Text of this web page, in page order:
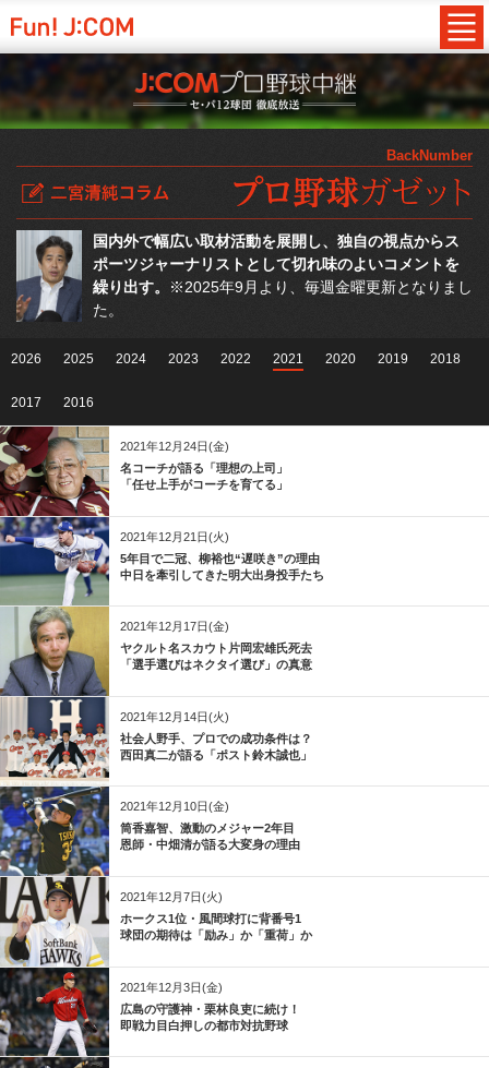
BackNumber
国内外で幅広い取材活動を展開し、独自の視点からス
ポーツジャーナリストとして切れ味のよいコメントを
繰り出す。
※2025年9月より、毎週金曜更新となりまし
た。
2026 2025 2024 2023 2022 2021 2020 2019 2018
2017 2016
2021年12月24日(金)
名コーチが語る「理想の上司」
「任せ上手がコーチを育てる」
2021年12月21日(火)
5年目で二冠、柳裕也“遅咲き”の理由
中日を牽引してきた明大出身投手たち
2021年12月17日(金)
ヤクルト名スカウト片岡宏雄氏死去
「選手選びはネクタイ選び」の真意
2021年12月14日(火)
社会人野手、プロでの成功条件は？
西田真二が語る「ポスト鈴木誠也」
2021年12月10日(金)
筒香嘉智、激動のメジャー2年目
恩師・中畑清が語る大変身の理由
2021年12月7日(火)
ホークス1位・風間球打に背番号1
球団の期待は「励み」か「重荷」か
2021年12月3日(金)
広島の守護神・栗林良吏に続け！
即戦力目白押しの都市対抗野球